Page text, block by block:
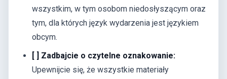
wszystkim, w tym osobom niedosłyszącym oraz
tym, dla których język wydarzenia jest językiem
obcym.
[ ] Zadbajcie o czytelne oznakowanie:
Upewnijcie się, że wszystkie materiały